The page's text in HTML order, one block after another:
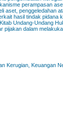
perampasan
aset, penggeledahan
hasil tindak pidana
Undang-Undang
pijakan dalam
Kerugian, Keuangan